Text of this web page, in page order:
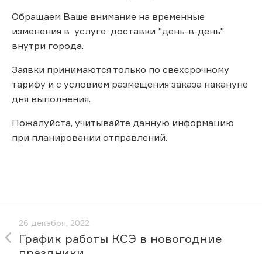
Обращаем Ваше внимание на временные
изменения в услуге доставки "день-в-день"
внутри города.
Заявки принимаются только по свехсрочному
тарифу и с условием размещения заказа накануне
дня выполнения.
Пожалуйста, учитывайте данную информацию
при планировании отправлений.
26 декабря, 2022
График работы КСЭ в новогодние